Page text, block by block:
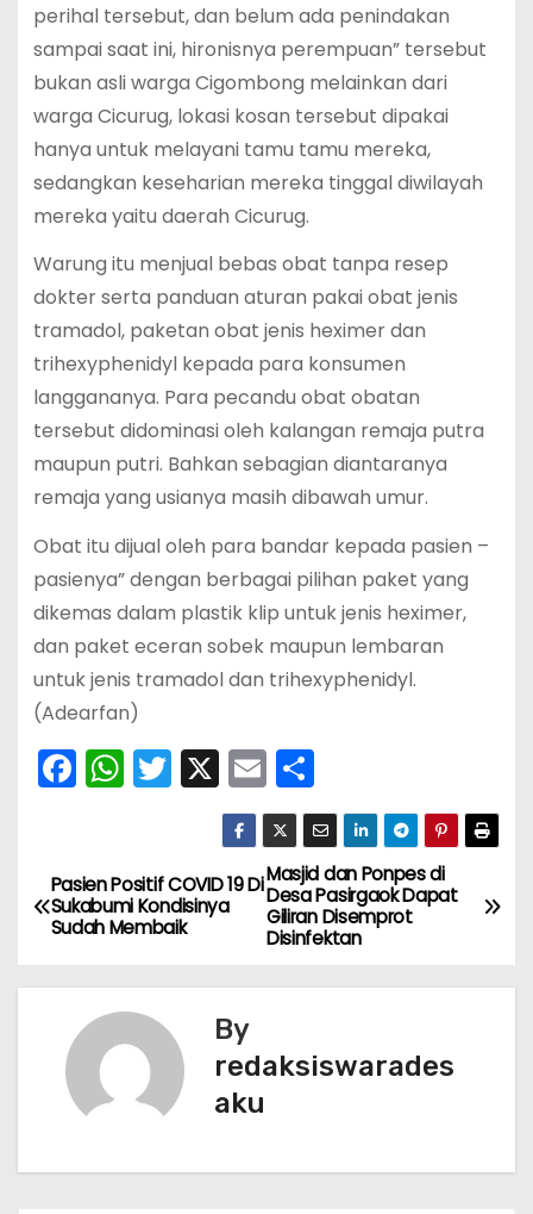
perihal tersebut, dan belum ada penindakan
sampai saat ini, hironisnya perempuan” tersebut
bukan asli warga Cigombong melainkan dari
warga Cicurug, lokasi kosan tersebut dipakai
hanya untuk melayani tamu tamu mereka,
sedangkan keseharian mereka tinggal diwilayah
mereka yaitu daerah Cicurug.
Warung itu menjual bebas obat tanpa resep
dokter serta panduan aturan pakai obat jenis
tramadol, paketan obat jenis heximer dan
trihexyphenidyl kepada para konsumen
langgananya. Para pecandu obat obatan
tersebut didominasi oleh kalangan remaja putra
maupun putri. Bahkan sebagian diantaranya
remaja yang usianya masih dibawah umur.
Obat itu dijual oleh para bandar kepada pasien –
pasienya” dengan berbagai pilihan paket yang
dikemas dalam plastik klip untuk jenis heximer,
dan paket eceran sobek maupun lembaran
untuk jenis tramadol dan trihexyphenidyl.
(Adearfan)
F
e
b
o
k
W
ts
A
p
T
er
X E
m
ai
l
S
h
ar
e
N
a
v
s
Masjid dan Ponpes di
Desa Pasirgaok Dapat
Giliran Disemprot
Disinfektan
Pasien Positif COVID 19 Di
Sukabumi Kondisinya
Sudah Membaik
By
redaksiswarades
aku